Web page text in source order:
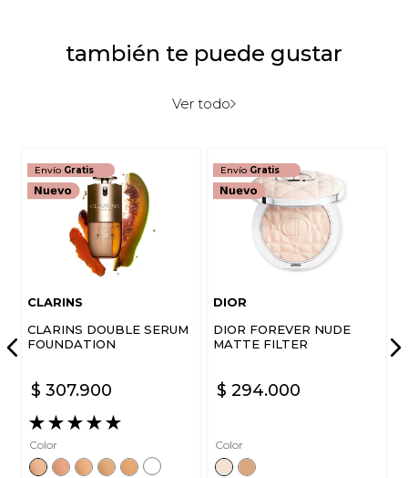
también te puede gustar
Ver todo
Envío Gratis
CLARINS
CLARINS DOUBLE SERUM
FOUNDATION
$ 307.900
★★★★★
Color
Envío Gratis
DIOR
DIOR FOREVER NUDE
MATTE FILTER
$ 294.000
Color